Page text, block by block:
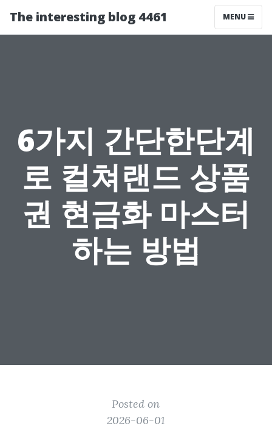
The interesting blog 4461 MENU
6가지 간단한단계
로 컬쳐랜드 상품
권 현금화 마스터
하는 방법
Posted on
2026-06-01